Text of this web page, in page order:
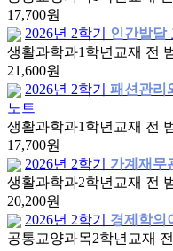
17,700원
2026년 2학기
인간발달
생활과학과1학년 교재 전
21,600원
2026년 2학기
패션관리
노트
생활과학과1학년 교재 전
17,700원
2026년 2학기
가계재무
생활과학과2학년 교재 전
20,200원
2026년 2학기
경제학의
공통교양과목2학년 교재